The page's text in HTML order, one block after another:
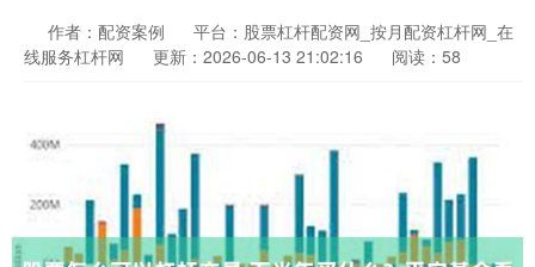
作者：配资案例
平台：股票杠杆配资网_按月配资杠杆网_在
线服务杠杆网
更新：2026-06-13 21:02:16 阅读：58